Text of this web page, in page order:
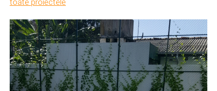
toate proiectele